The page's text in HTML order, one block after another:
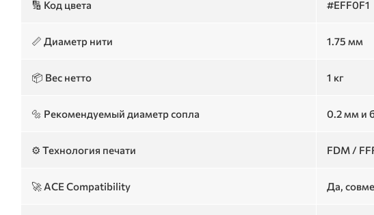
🔢 Код цвета #EFF0F1
📏 Диаметр нити 1.75 мм
📦 Вес нетто 1 кг
🔩 Рекомендуемый диаметр сопла 0.2 мм и
⚙️ Технология печати FDM /
🚀 ACE Compatibility Да,